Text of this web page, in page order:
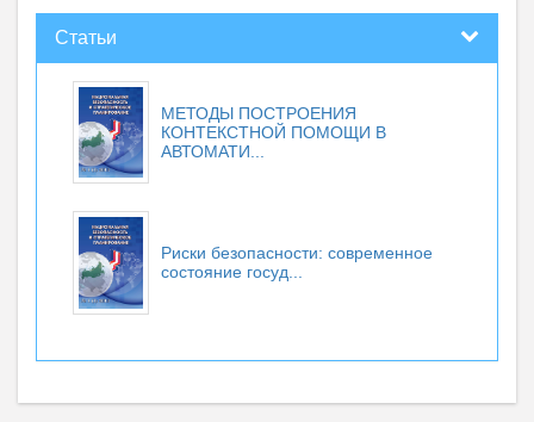
Статьи
МЕТОДЫ ПОСТРОЕНИЯ
КОНТЕКСТНОЙ ПОМОЩИ В
АВТОМАТИ...
Риски безопасности: современное
состояние госуд...